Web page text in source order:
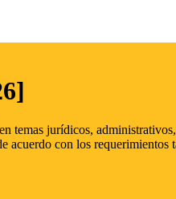
temas jurídicos,
acuerdo con los